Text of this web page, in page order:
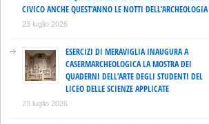
CIVICO ANCHE QUEST’ANNO LE NOTTI DELL’ARCHEOLOGIA
23 luglio 2026
ESERCIZI DI MERAVIGLIA INAUGURA A
CASERMARCHEOLOGICA LA MOSTRA DEI
QUADERNI DELL’ARTE DEGLI STUDENTI DEL
LICEO DELLE SCIENZE APPLICATE
23 luglio 2026